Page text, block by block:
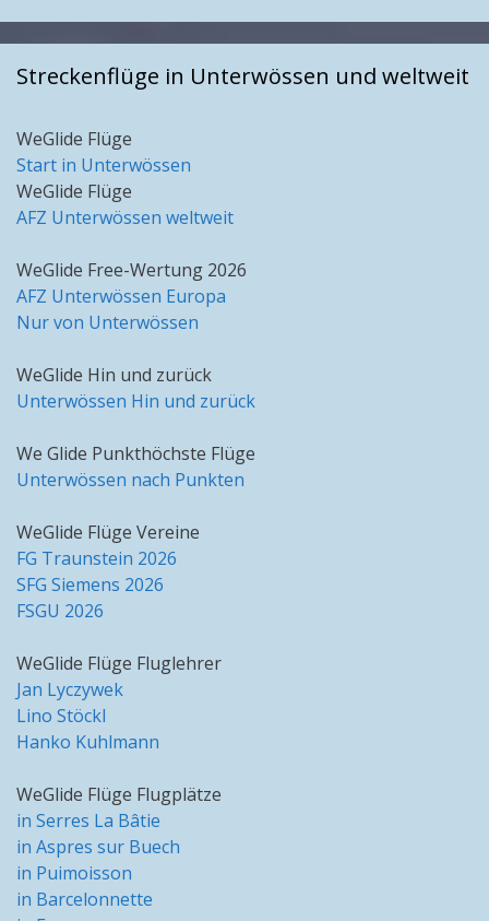
Streckenflüge in Unterwössen und weltweit
WeGlide Flüge
Start in Unterwössen
WeGlide Flüge
AFZ Unterwössen weltweit
WeGlide Free-Wertung 2026
AFZ Unterwössen Europa
Nur von Unterwössen
WeGlide Hin und zurück
Unterwössen Hin und zurück
We Glide Punkthöchste Flüge
Unterwössen nach Punkten
WeGlide Flüge Vereine
FG Traunstein 2026
SFG Siemens 2026
FSGU 2026
WeGlide Flüge Fluglehrer
Jan Lyczywek
Lino Stöckl
Hanko Kuhlmann
WeGlide Flüge Flugplätze
in Serres La Bâtie
in Aspres sur Buech
in Puimoisson
in Barcelonnette